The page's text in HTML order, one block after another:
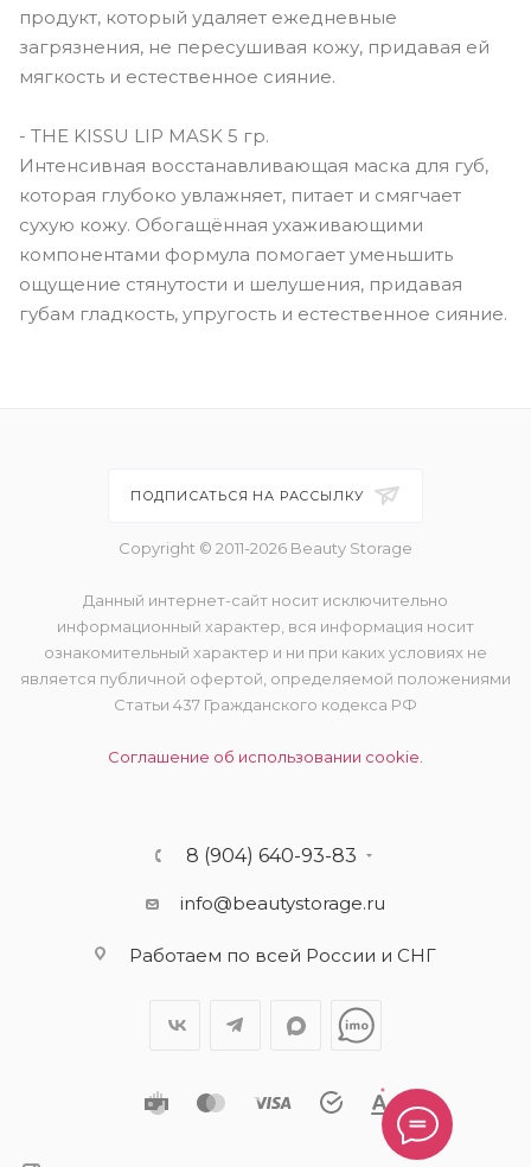
продукт, который удаляет ежедневные
загрязнения, не пересушивая кожу, придавая ей
мягкость и естественное сияние.
- THE KISSU LIP MASK 5 гр.
Интенсивная восстанавливающая маска для губ,
которая глубоко увлажняет, питает и смягчает
сухую кожу. Обогащённая ухаживающими
компонентами формула помогает уменьшить
ощущение стянутости и шелушения, придавая
губам гладкость, упругость и естественное сияние.
ПОДПИСАТЬСЯ НА РАССЫЛКУ
Copyright © 2011-2026 Beauty Storage
Данный интернет-сайт носит исключительно
информационный характер, вся информация носит
ознакомительный характер и ни при каких условиях не
является публичной офертой, определяемой положениями
Статьи 437 Гражданского кодекса РФ
Соглашение об использовании cookie.
8 (904) 640-93-83
info@beautystorage.ru
Работаем по всей России и СНГ